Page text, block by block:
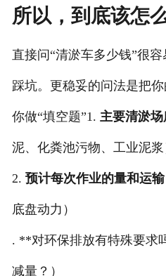
所以，到底该怎
直接问“清淤车多少钱”很
踩坑。更稳妥的问法是把
你做“填空题”1. 主要清淤场
泥、化粪池污物、工业泥浆
2. ​ 预计每次作业的量和运输
底盘动力）
. ​**对环保排放有特殊要求
减量？）